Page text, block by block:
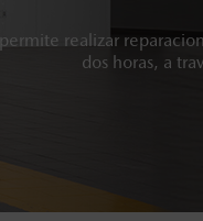
realizar
dos horas, a